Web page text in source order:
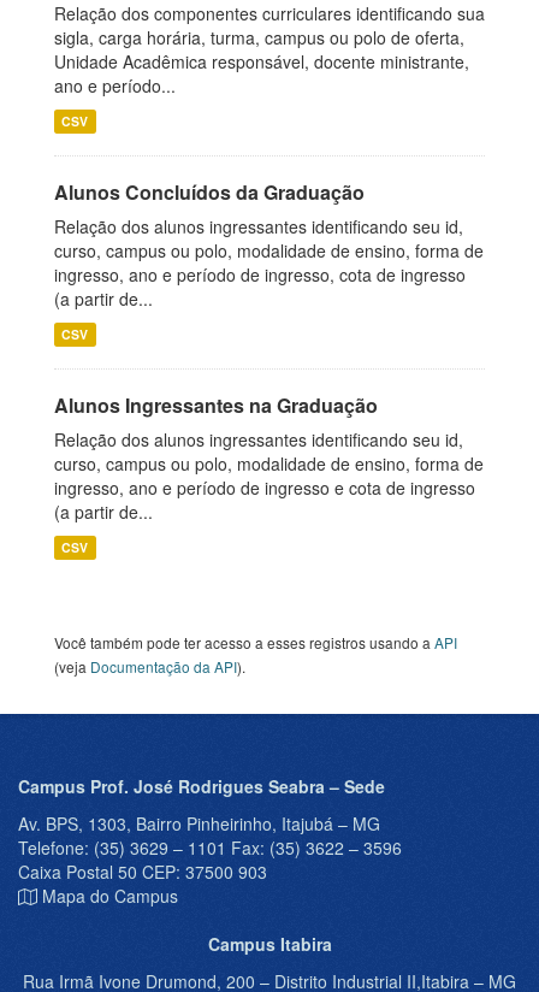
Relação dos componentes curriculares identificando sua
sigla, carga horária, turma, campus ou polo de oferta,
Unidade Acadêmica responsável, docente ministrante,
ano e período...
CSV
Alunos Concluídos da Graduação
Relação dos alunos ingressantes identificando seu id,
curso, campus ou polo, modalidade de ensino, forma de
ingresso, ano e período de ingresso, cota de ingresso
(a partir de...
CSV
Alunos Ingressantes na Graduação
Relação dos alunos ingressantes identificando seu id,
curso, campus ou polo, modalidade de ensino, forma de
ingresso, ano e período de ingresso e cota de ingresso
(a partir de...
CSV
Você também pode ter acesso a esses registros usando a API
(veja Documentação da API).
Campus Prof. José Rodrigues Seabra – Sede
Av. BPS, 1303, Bairro Pinheirinho, Itajubá – MG
Telefone: (35) 3629 – 1101 Fax: (35) 3622 – 3596
Caixa Postal 50 CEP: 37500 903
Mapa do Campus
Campus Itabira
Rua Irmã Ivone Drumond, 200 – Distrito Industrial II,Itabira – MG